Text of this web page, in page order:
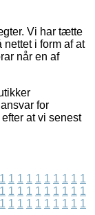
Vi har tætte
i form af at
når en af
for
at vi senest
1 1 1 1 1 1 1 1 1 1
1 1 1 1 1 1 1 1 1 1
1 1 1 1 1 1 1 1 1 1